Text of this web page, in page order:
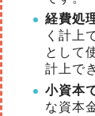
経費処
く計上
として
計上で
小資本
な資本